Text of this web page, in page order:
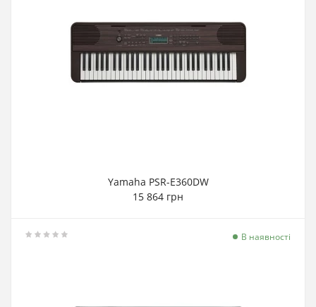
Yamaha PSR-E360DW
15 864 грн
В наявності